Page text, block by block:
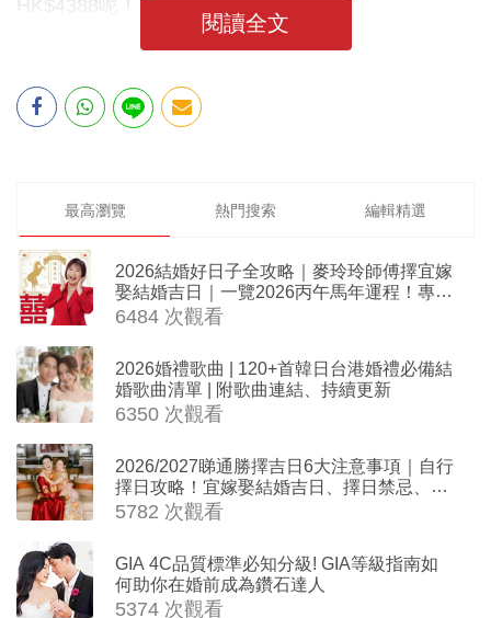
HK$4388呢！
閱讀全文
最高瀏覽 熱門搜索 編輯精選
2026結婚好日子全攻略｜麥玲玲師傅擇宜嫁
娶結婚吉日｜一覽2026丙午馬年運程！專業
擇日結婚+避開沖煞生肖指南
6484 次觀看
2026婚禮歌曲 | 120+首韓日台港婚禮必備結
婚歌曲清單 | 附歌曲連結、持續更新
6350 次觀看
2026/2027睇通勝擇吉日6大注意事項｜自行
擇日攻略！宜嫁娶結婚吉日、擇日禁忌、相
沖生肖一覽
5782 次觀看
GIA 4C品質標準必知分級! GIA等級指南如
何助你在婚前成為鑽石達人
5374 次觀看